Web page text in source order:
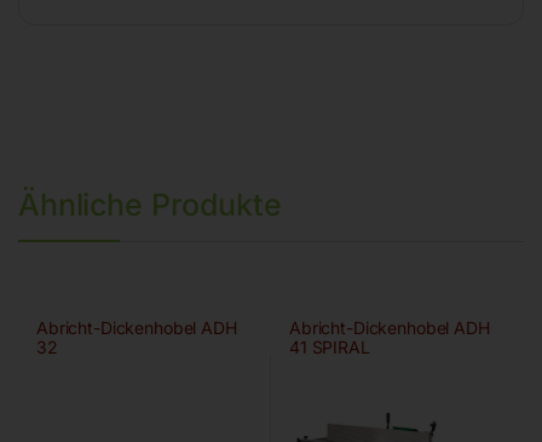
Ähnliche Produkte
Abricht-Dickenhobel ADH
32
Abricht-Dickenhobel ADH
41 SPIRAL